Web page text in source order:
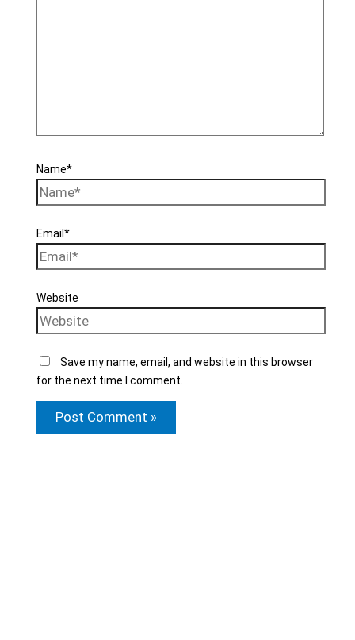
Name*
Email*
Website
Save my name, email, and website in this browser
for the next time I comment.